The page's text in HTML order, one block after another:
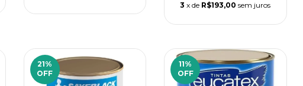
3 x de R$193,00 sem juros
21%
OFF
11%
OFF